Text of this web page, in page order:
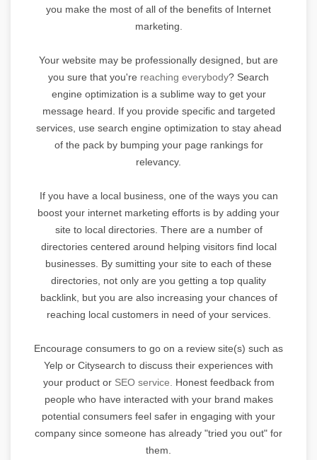
you make the most of all of the benefits of Internet
marketing.
Your website may be professionally designed, but are
you sure that you're reaching everybody? Search
engine optimization is a sublime way to get your
message heard. If you provide specific and targeted
services, use search engine optimization to stay ahead
of the pack by bumping your page rankings for
relevancy.
If you have a local business, one of the ways you can
boost your internet marketing efforts is by adding your
site to local directories. There are a number of
directories centered around helping visitors find local
businesses. By sumitting your site to each of these
directories, not only are you getting a top quality
backlink, but you are also increasing your chances of
reaching local customers in need of your services.
Encourage consumers to go on a review site(s) such as
Yelp or Citysearch to discuss their experiences with
your product or SEO service.
Honest feedback from
people who have interacted with your brand makes
potential consumers feel safer in engaging with your
company since someone has already "tried you out" for
them.